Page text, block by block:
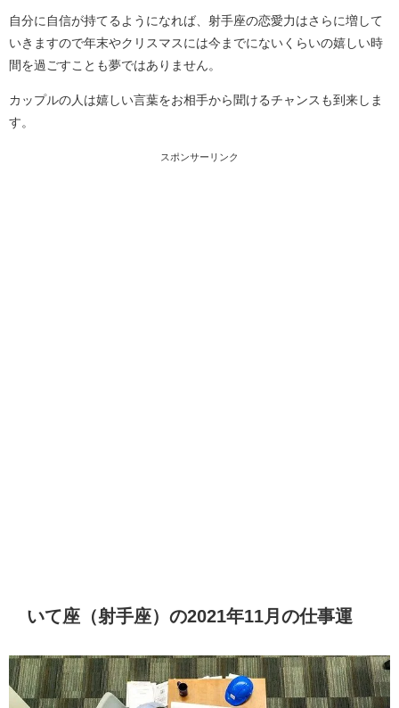
自分に自信が持てるようになれば、射手座の恋愛力はさらに増して
いきますので年末やクリスマスには今までにないくらいの嬉しい時
間を過ごすことも夢ではありません。
カップルの人は嬉しい言葉をお相手から聞けるチャンスも到来しま
す。
スポンサーリンク
いて座（射手座）の2021年11月の仕事運